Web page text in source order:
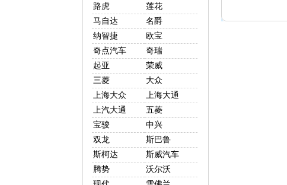
路虎
莲花
马自达
名爵
纳智捷
欧宝
奇点汽车
奇瑞
起亚
荣威
三菱
大众
上海大众
上海大通
上汽大通
五菱
宝骏
中兴
双龙
斯巴鲁
斯柯达
斯威汽车
腾势
沃尔沃